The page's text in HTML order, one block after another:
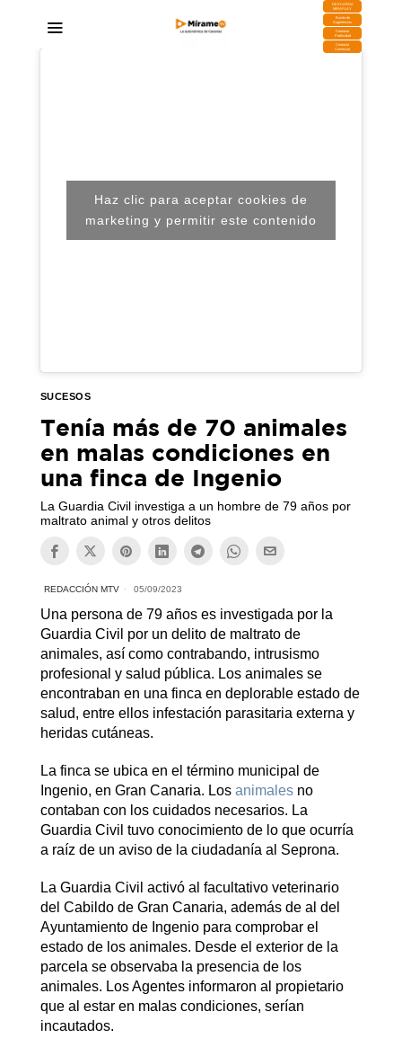
DESCARGA
MIRAPLAY
Buzón de
Sugerencias
Contratar
Publicidad
Contacto
Comercial
Haz clic para aceptar cookies de
marketing y permitir este contenido
SUCESOS
Tenía más de 70 animales
en malas condiciones en
una finca de Ingenio
La Guardia Civil investiga a un hombre de 79 años por
maltrato animal y otros delitos
REDACCIÓN MTV 05/09/2023
Una persona de 79 años es investigada por la
Guardia Civil por un delito de maltrato de
animales, así como contrabando, intrusismo
profesional y salud pública. Los animales se
encontraban en una finca en deplorable estado de
salud, entre ellos infestación parasitaria externa y
heridas cutáneas.
La finca se ubica en el término municipal de
Ingenio, en Gran Canaria. Los animalesno
contaban con los cuidados necesarios. La
Guardia Civil tuvo conocimiento de lo que ocurría
a raíz de un aviso de la ciudadanía al Seprona.
La Guardia Civil activó al facultativo veterinario
del Cabildo de Gran Canaria, además de al del
Ayuntamiento de Ingenio para comprobar el
estado de los animales. Desde el exterior de la
parcela se observaba la presencia de los
animales. Los Agentes informaron al propietario
que al estar en malas condiciones, serían
incautados.